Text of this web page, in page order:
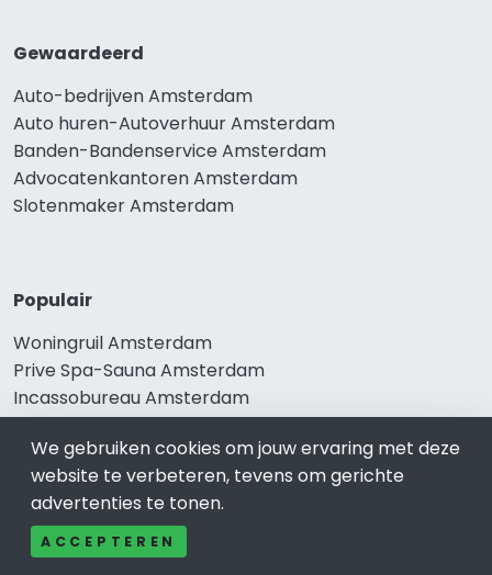
Gewaardeerd
Auto-bedrijven Amsterdam
Auto huren-Autoverhuur Amsterdam
Banden-Bandenservice Amsterdam
Advocatenkantoren Amsterdam
Slotenmaker Amsterdam
Populair
Woningruil Amsterdam
Prive Spa-Sauna Amsterdam
Incassobureau Amsterdam
Bedrijfsruimte Amsterdam
Ongediertebestrijding Amsterdam
We gebruiken cookies om jouw ervaring met deze
website te verbeteren, tevens om gerichte
advertenties te tonen.
ACCEPTEREN